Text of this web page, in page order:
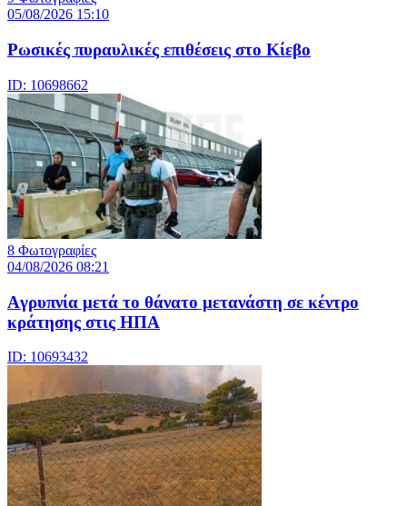
05/08/2026 15:10
Ρωσικές πυραυλικές επιθέσεις στο Κίεβο
ID: 10698662
8 Φωτογραφίες
04/08/2026 08:21
Aγρυπνία μετά το θάνατο μετανάστη σε κέντρο
κράτησης στις ΗΠΑ
ID: 10693432